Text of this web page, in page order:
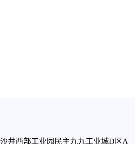
井西部工业园民主九九工业城D区A